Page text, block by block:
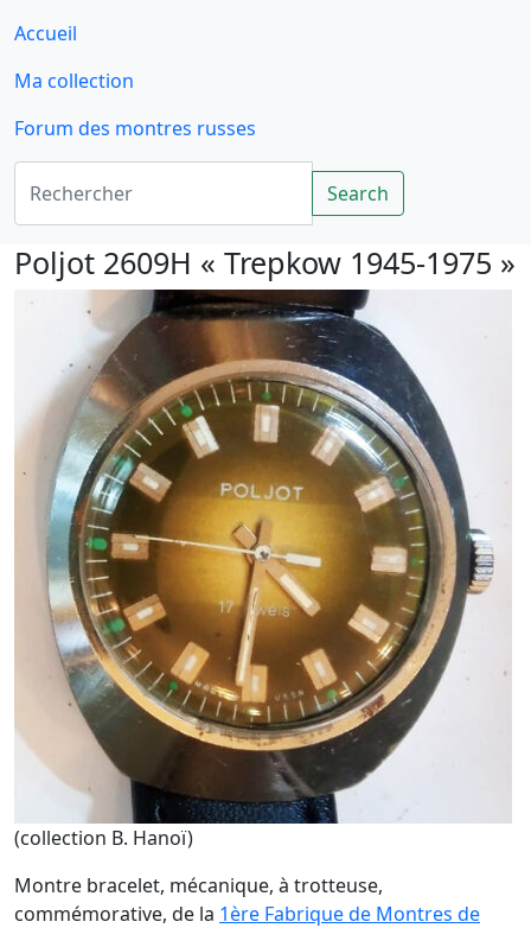
Accueil
Ma collection
Forum des montres russes
Rechercher
Search
Poljot 2609H « Trepkow 1945-1975 »
(collection B. Hanoï)
Montre bracelet, mécanique, à trotteuse,
commémorative, de la 1ère Fabrique de Montres de